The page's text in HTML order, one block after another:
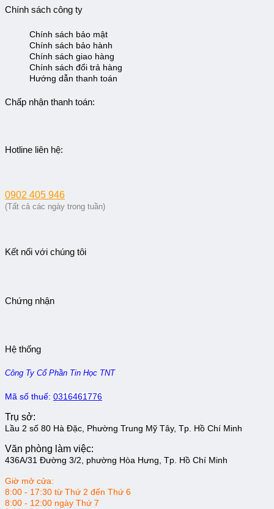
Chính sách công ty
Chính sách bảo mật
Chính sách bảo hành
Chính sách giao hàng
Chính sách đổi trả hàng
Hướng dẫn thanh toán
Chấp nhận thanh toán:
Hotline liên hệ:
0902 405 946
(Tất cả các ngày trong tuần)
Kết nối với chúng tôi
Chứng nhận
Hệ thống
Công Ty Cổ Phần Tin Học TNT
Mã số thuế: 0316461776
Trụ sở:
Lầu 2 số 80 Hà Đặc, Phường Trung Mỹ Tây, Tp. Hồ Chí Minh
Văn phòng làm việc:
436A/31 Đường 3/2, phường Hòa Hưng, Tp. Hồ Chí Minh
Giờ mở cửa:
8:00 - 17:30 từ Thứ 2 đến Thứ 6
8:00 - 12:00 ngày Thứ 7